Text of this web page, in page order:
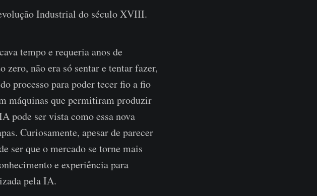
Industrial do século XVIII.
tempo e requeria anos de
não era só sentar e tentar fazer,
processo para poder tecer fio a fio
máquinas que permitiram produzir
pode ser vista como essa nova
Curiosamente, apesar de parecer
ser que o mercado se torne mais
e experiência para
pela IA.